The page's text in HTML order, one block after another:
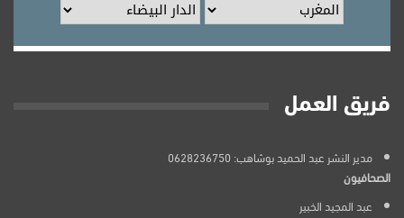
فريق العمل
مدير النشر عبد الحميد بوشاهب: 0628236750
الصحافيون
عبد المجيد الخبير